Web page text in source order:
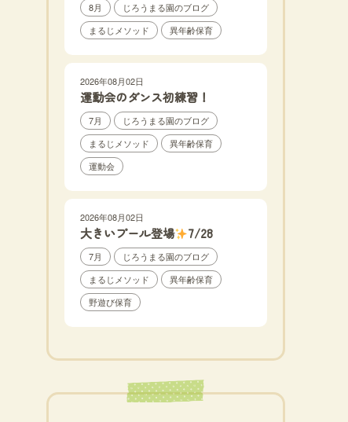
8月
じろうまる園のブログ
まるじメソッド
異年齢保育
2026年08月02日
運動会のダンス初練習！
7月
じろうまる園のブログ
まるじメソッド
異年齢保育
運動会
2026年08月02日
大きいプール登場 7/28
7月
じろうまる園のブログ
まるじメソッド
異年齢保育
野遊び保育